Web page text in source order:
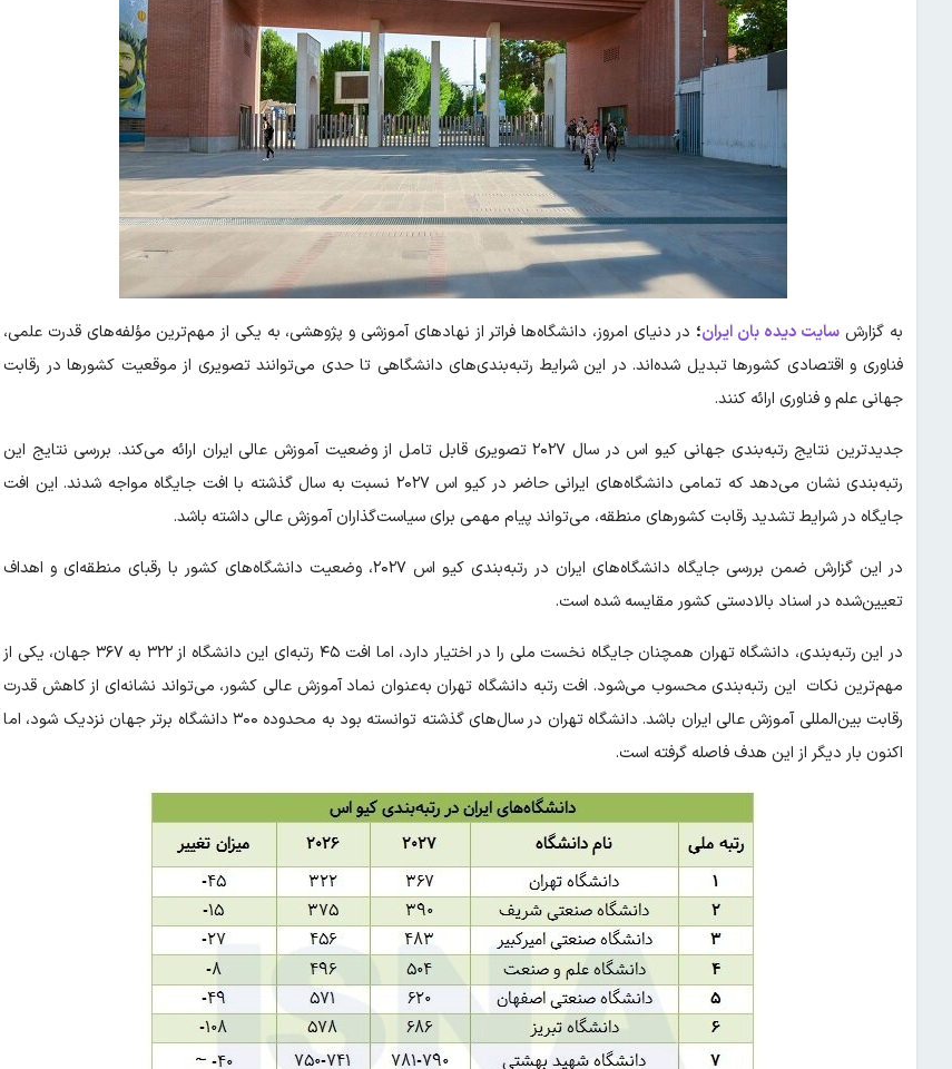
به گزارش سایت دیده بان ایران؛ در دنیای امروز، دانشگاه‌ها فراتر از نهادهای آموزشی و پژوهشی، به یکی از مهم‌ترین مؤلفه‌های قدرت علمی،
فناوری و اقتصادی کشورها تبدیل شده‌اند. در این شرایط رتبه‌بندی‌های دانشگاهی تا حدی می‌توانند تصویری از موقعیت کشورها در رقابت
جهانی علم و فناوری ارائه کنند.
جدیدترین نتایج رتبه‌بندی جهانی کیو اس در سال ۲۰۲۷ تصویری قابل تامل از وضعیت آموزش عالی ایران ارائه می‌کند. بررسی نتایج این
رتبه‌بندی نشان می‌دهد که تمامی دانشگاه‌های ایرانی حاضر در کیو اس ۲۰۲۷ نسبت به سال گذشته با افت جایگاه مواجه شدند. این افت
جایگاه در شرایط تشدید رقابت کشورهای منطقه، می‌تواند پیام مهمی برای سیاست‌گذاران آموزش عالی داشته باشد.
در این گزارش ضمن بررسی جایگاه دانشگاه‌های ایران در رتبه‌بندی کیو اس ۲۰۲۷، وضعیت دانشگاه‌های کشور با رقبای منطقه‌ای و اهداف
تعیین‌شده در اسناد بالادستی کشور مقایسه شده است.
در این رتبه‌بندی، دانشگاه تهران همچنان جایگاه نخست ملی را در اختیار دارد، اما افت ۴۵ رتبه‌ای این دانشگاه از ۳۲۲ به ۳۶۷ جهان، یکی از
مهم‌ترین نکات این رتبه‌بندی محسوب می‌شود. افت رتبه دانشگاه تهران به‌عنوان نماد آموزش عالی کشور، می‌تواند نشانه‌ای از کاهش قدرت
رقابت بین‌المللی آموزش عالی ایران باشد. دانشگاه تهران در سال‌های گذشته توانسته بود به محدوده ۳۰۰ دانشگاه برتر جهان نزدیک شود، اما
اکنون بار دیگر از این هدف فاصله گرفته است.